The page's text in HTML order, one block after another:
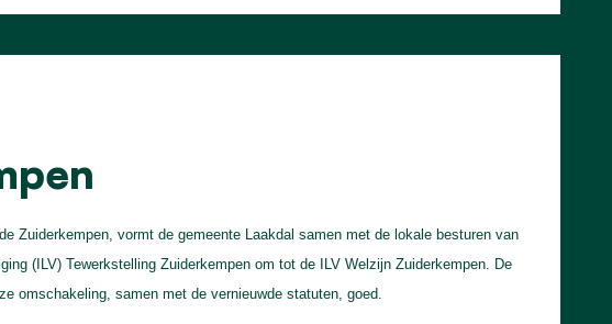
Zuiderkempen, vormt de gemeente Laakdal samen met de lokale besturen van
(ILV) Tewerkstelling Zuiderkempen om tot de ILV Welzijn Zuiderkempen. De
omschakeling, samen met de vernieuwde statuten, goed.